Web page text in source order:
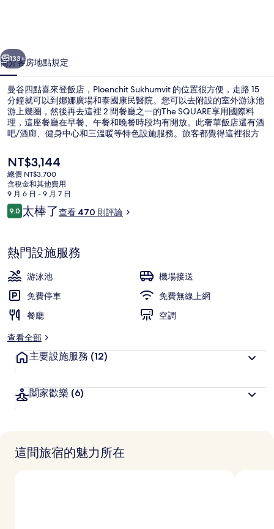
飯
店，
Ploenchit
Sukhumvit
的
片
集
個 下一個
133+
簡介客房地點規定
曼谷四點喜來登飯店，Ploenchit Sukhumvit 的位置很方便，走路 15
分鐘就可以到娜娜廣場和泰國康民醫院。您可以去附設的室外游泳池
游上幾圈，然後再去這裡 2 間餐廳之一的The SQUARE享用國際料
理，這座餐廳在早餐、午餐和晚餐時段均有開放。此奢華飯店還有酒
吧/酒廊、健身中心和三溫暖等特色設施服務。旅客都覺得這裡很方
分鐘、到BTS 那那站也只要 8 分鐘。
目
前
的
價
格
是
NT$3,144
總價 NT$3,700
含稅金和其他費用
9 月 6 日 - 9 月 7 日
評
論
9.09.0 分，滿分 10 分，
太棒了查看 470 則評論
熱門設施服務
游泳池
機場接送
免費停車
免費無線上網
餐廳
空調
查看全部
主要設施服務 (12)
闔家歡樂 (6)
這間旅宿的魅力所在